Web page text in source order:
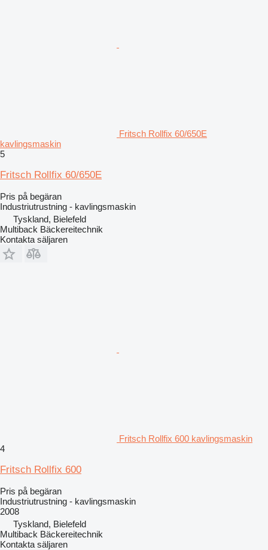
Fritsch Rollfix 60/650E
kavlingsmaskin
5
Fritsch Rollfix 60/650E
Pris på begäran
Industriutrustning - kavlingsmaskin
Tyskland, Bielefeld
Multiback Bäckereitechnik
Kontakta säljaren
Fritsch Rollfix 600 kavlingsmaskin
4
Fritsch Rollfix 600
Pris på begäran
Industriutrustning - kavlingsmaskin
2008
Tyskland, Bielefeld
Multiback Bäckereitechnik
Kontakta säljaren